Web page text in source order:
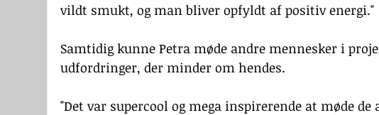
vildt smukt, og man bliver opfyldt af positiv energi."
Samtidig kunne Petra møde andre mennesker i
udfordringer, der minder om hendes.
"Det var supercool og mega inspirerende at møde